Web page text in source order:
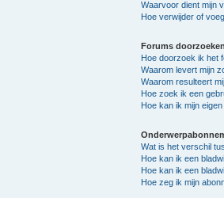
Waarvoor dient mijn
Hoe verwijder of
Forums doorzoeken
Hoe doorzoek ik het
Waarom levert mijn
Waarom resulteert
Hoe zoek ik een
Hoe kan ik mijn
Wat is het verschil
Hoe kan ik een
Hoe kan ik een
Hoe zeg ik mijn